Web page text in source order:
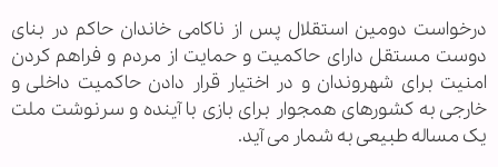
درخواست دومین استقلال پس از ناکامی خاندان حاکم در بنای
دوست مستقل دارای حاکمیت و حمایت از مردم و فراهم کردن
امنیت برای شهروندان و در اختیار قرار دادن حاکمیت داخلی و
خارجی به کشورهای همجوار برای بازی با آینده و سرنوشت ملت
یک مساله طبیعی به شمار می آید.